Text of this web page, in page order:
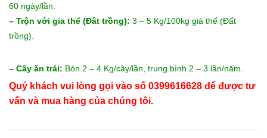
60 ngày/lần.
– Trộn với gia thể (Đât trồng): 3 – 5 Kg/100kg giá thể (Đất
trồng).
– Cây ăn trái: Bón 2 – 4 Kg/cây/lần, trung bình 2 – 3 lần/năm.
Quý khách vui lòng gọi vào số 0399616628 để được tư
vấn và mua hàng của chúng tôi.